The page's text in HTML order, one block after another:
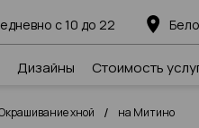
с 10 до 22
Дизайны Стоимость
хной / на Митино